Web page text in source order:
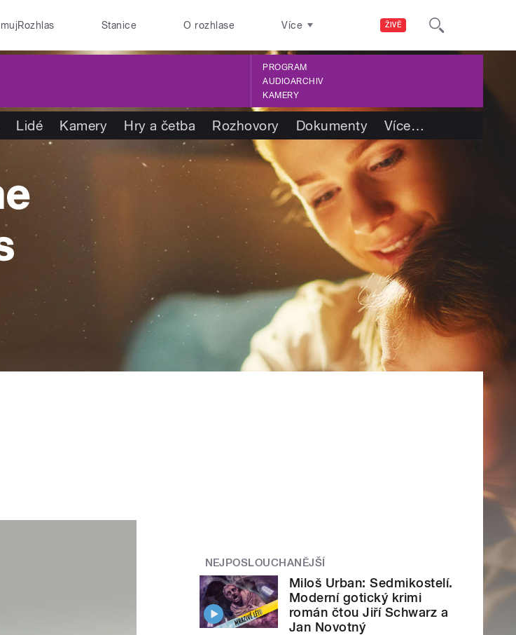
ŽIVĚ
mujRozhlas Stanice O rozhlase Více
PROGRAM
AUDIOARCHIV
KAMERY
Lidé Kamery Hry a četba Rozhovory Dokumenty Více…
NEJPOSLOUCHANĚJŠÍ
Miloš Urban: Sedmikostelí.
Moderní gotický krimi
román čtou Jiří Schwarz a
Jan Novotný